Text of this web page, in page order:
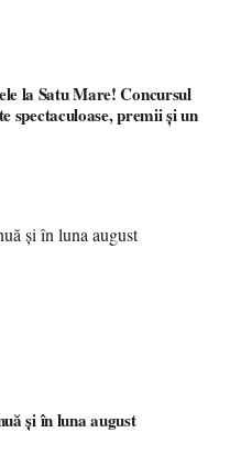
spectaculoase, premii și un
și în luna august